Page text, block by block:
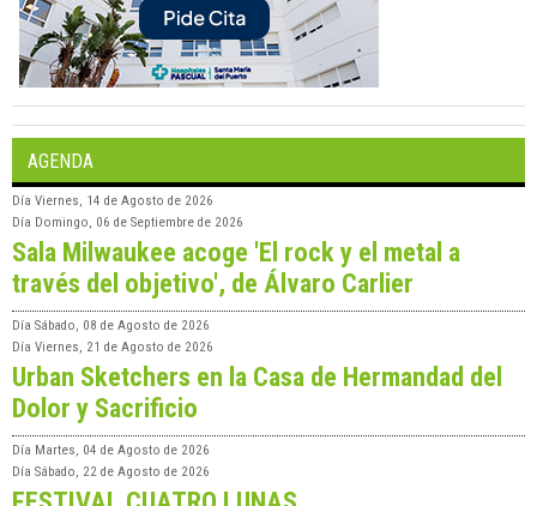
AGENDA
Día Viernes, 14 de Agosto de 2026
Día Domingo, 06 de Septiembre de 2026
Sala Milwaukee acoge 'El rock y el metal a
través del objetivo', de Álvaro Carlier
Día Sábado, 08 de Agosto de 2026
Día Viernes, 21 de Agosto de 2026
Urban Sketchers en la Casa de Hermandad del
Dolor y Sacrificio
Día Martes, 04 de Agosto de 2026
Día Sábado, 22 de Agosto de 2026